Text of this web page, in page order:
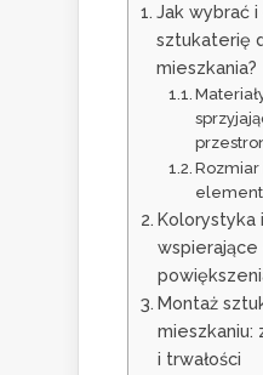
Jak wybrać
sztukaterię
mieszkania?
Kolorystyka
Montaż
mieszkaniu:
i trwałości